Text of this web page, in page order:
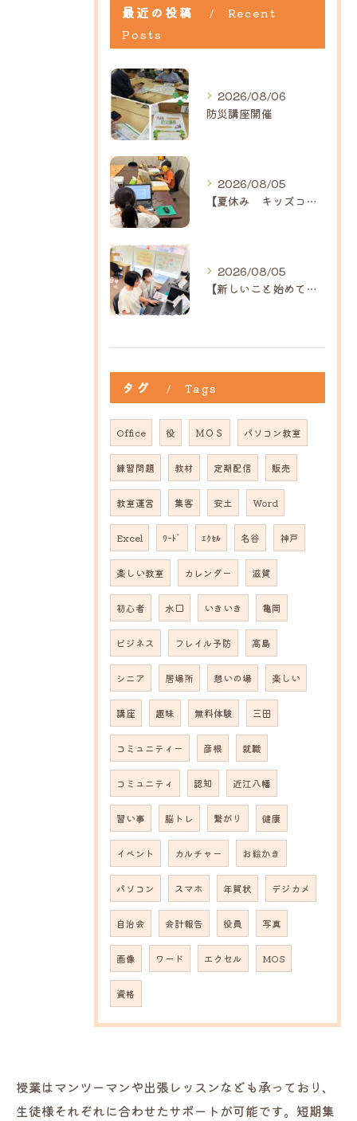
最近の投稿
Recent
Posts
2026/08/06
防災講座開催
2026/08/05
【夏休み キッズコース】｜ひだまり近江八幡教室
2026/08/05
【新しいこと始めてみませんか？】ひだまり高島教室
タグ Tags
Office 役 ＭＯＳ パソコン教室
練習問題 教材 定期配信 販売
教室運営 集客 安土 Word
Excel ﾜｰﾄﾞ ｴｸｾﾙ 名谷 神戸
楽しい教室 カレンダー 滋賀
初心者 水口 いきいき 亀岡
ビジネス フレイル予防 高島
シニア 居場所 憩いの場 楽しい
講座 趣味 無料体験 三田
コミュニティー 彦根 就職
コミュニティ 認知 近江八幡
習い事 脳トレ 繋がり 健康
イベント カルチャー お絵かき
パソコン スマホ 年賀状 デジカメ
自治会 会計報告 役員 写真
画像 ワード エクセル MOS
資格
授業はマンツーマンや出張レッスンなども承っており、
生徒様それぞれに合わせたサポートが可能です。短期集